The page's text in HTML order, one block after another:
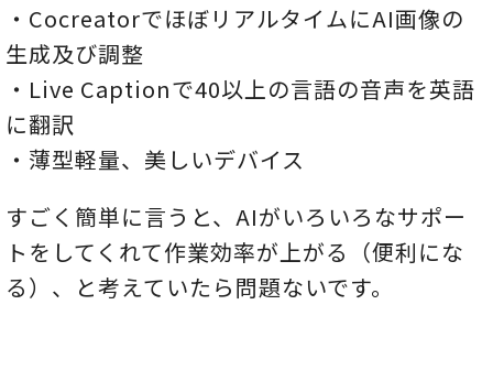
・CocreatorでほぼリアルタイムにAI画像の
生成及び調整
・Live Captionで40以上の言語の音声を英語
に翻訳
・薄型軽量、美しいデバイス
すごく簡単に言うと、AIがいろいろなサポー
トをしてくれて作業効率が上がる（便利にな
る）、と考えていたら問題ないです。